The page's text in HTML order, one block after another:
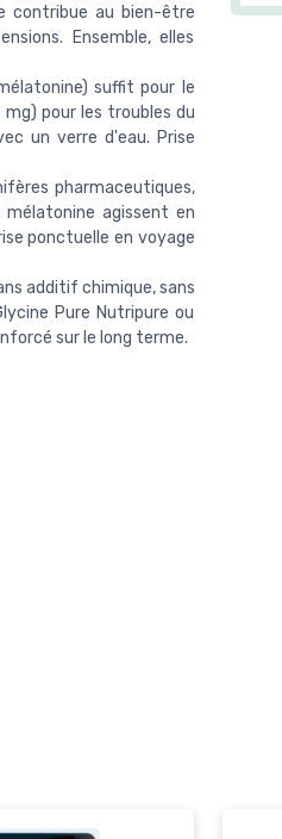
contribue au bien-être
Ensemble, elles
mélatonine) suffit pour le
mg) pour les troubles du
un verre d'eau. Prise
pharmaceutiques,
agissent en
ponctuelle en voyage
additif chimique, sans
Pure Nutripure ou
sur le long terme.